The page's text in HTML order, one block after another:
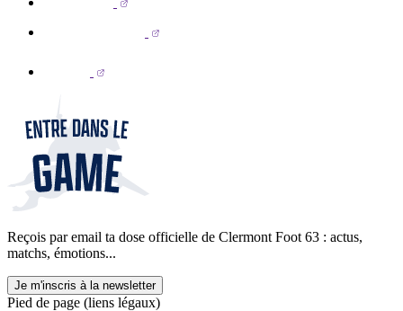
Reçois par email ta dose officielle de Clermont Foot 63 : actus,
matchs, émotions...
Je m'inscris à la newsletter
Pied de page (liens légaux)